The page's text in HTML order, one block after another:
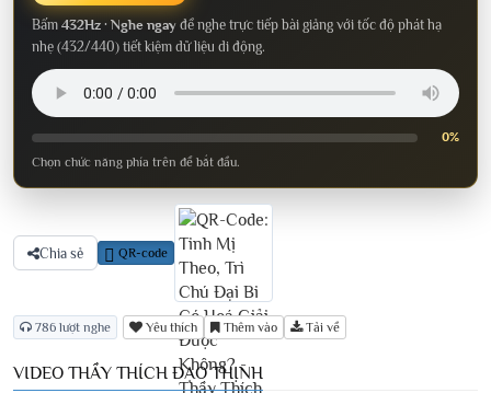
Bấm 432Hz · Nghe ngay để nghe trực tiếp bài giảng với tốc độ phát hạ
nhẹ (432/440) tiết kiệm dữ liệu di động.
0%
Chọn chức năng phía trên để bắt đầu.
Chia sẻ QR-code
786 lượt nghe Yêu thích Thêm vào Tải về
VIDEO THẦY THÍCH ĐẠO THỊNH